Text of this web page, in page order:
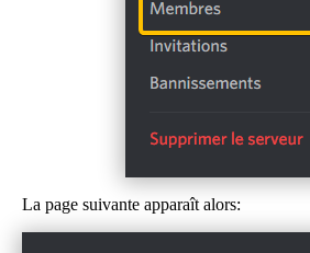
La page suivante apparaît alors: